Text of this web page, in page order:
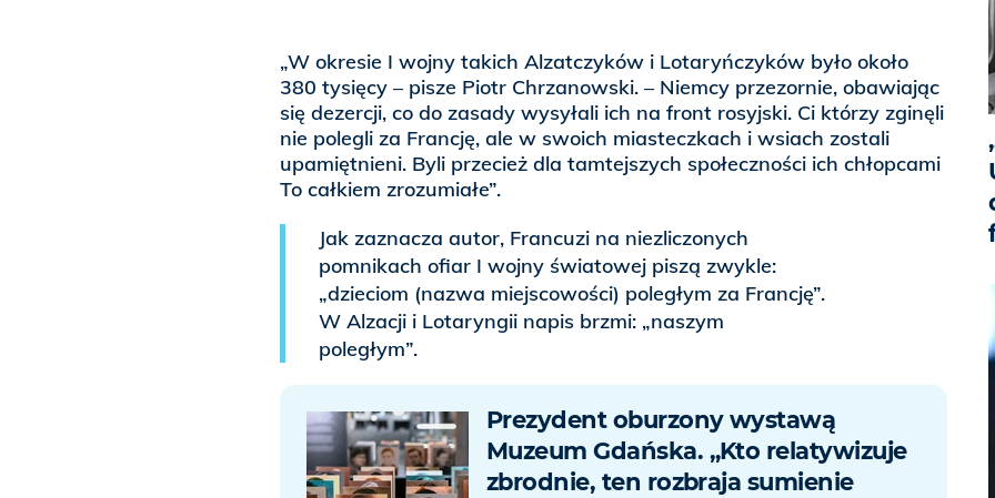
„W okresie I wojny takich Alzatczyków i Lotaryńczyków było około
380 tysięcy – pisze Piotr Chrzanowski. – Niemcy przezornie, obawiając
się dezercji, co do zasady wysyłali ich na front rosyjski. Ci którzy zginęli
nie polegli za Francję, ale w swoich miasteczkach i wsiach zostali
upamiętnieni. Byli przecież dla tamtejszych społeczności ich chłopcami
To całkiem zrozumiałe”.
Jak zaznacza autor, Francuzi na niezliczonych
pomnikach ofiar I wojny światowej piszą zwykle:
„dzieciom (nazwa miejscowości) poległym za Francję”.
W Alzacji i Lotaryngii napis brzmi: „naszym
poległym”.
Prezydent oburzony wystawą
Muzeum Gdańska. „Kto relatywizuje
zbrodnie, ten rozbraja sumienie